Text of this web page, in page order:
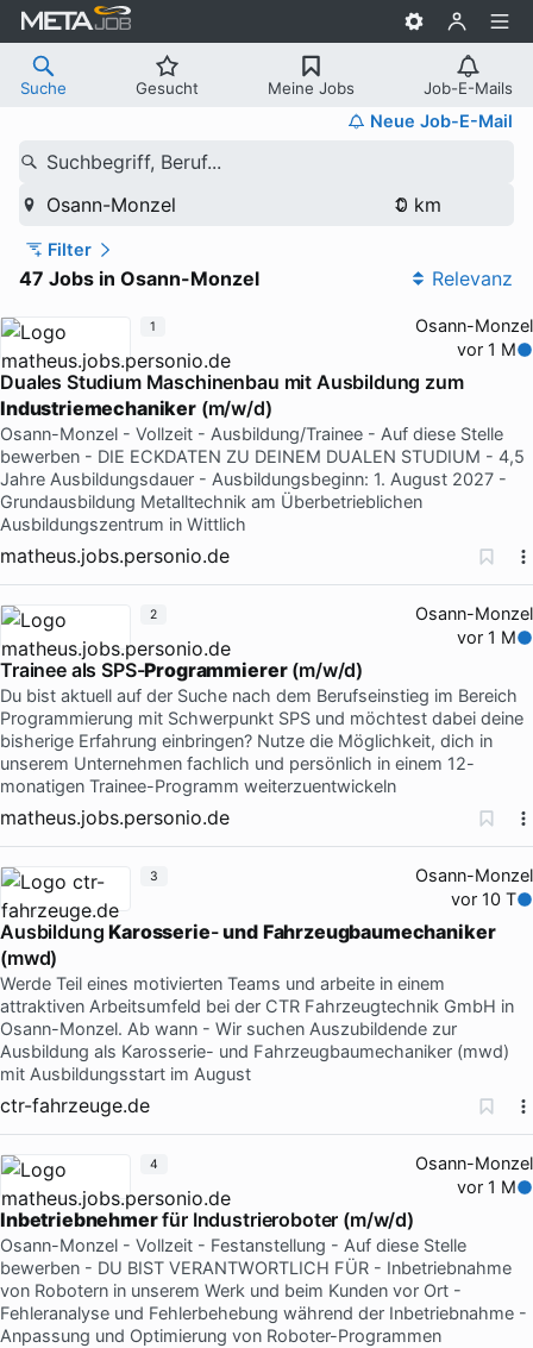
Suche Gesucht Meine Jobs Job-E-Mails
Neue Job-E-Mail
Suchbegriff, Beruf...
Osann-Monzel
Filter
47 Jobs in Osann-Monzel Relevanz
Osann-Monzel
vor 1 M
Duales Studium Maschinenbau mit Ausbildung zum
Industriemechaniker(m/w/d)
Osann-Monzel - Vollzeit - Ausbildung/Trainee - Auf diese Stelle
bewerben - DIE ECKDATEN ZU DEINEM DUALEN STUDIUM - 4,5
Jahre Ausbildungsdauer - Ausbildungsbeginn: 1. August 2027 -
Grundausbildung Metalltechnik am Überbetrieblichen
Ausbildungszentrum in Wittlich
matheus.jobs.personio.de
1
Osann-Monzel
vor 1 M
Trainee als SPS-Programmierer(m/w/d)
Du bist aktuell auf der Suche nach dem Berufseinstieg im Bereich
Programmierung mit Schwerpunkt SPS und möchtest dabei deine
bisherige Erfahrung einbringen? Nutze die Möglichkeit, dich in
unserem Unternehmen fachlich und persönlich in einem 12-
monatigen Trainee-Programm weiterzuentwickeln
matheus.jobs.personio.de
2
Osann-Monzel
vor 10 T
AusbildungKarosserie-und Fahrzeugbaumechaniker
(mwd)
Werde Teil eines motivierten Teams und arbeite in einem
attraktiven Arbeitsumfeld bei der CTR Fahrzeugtechnik GmbH in
Osann-Monzel. Ab wann - Wir suchen Auszubildende zur
Ausbildung als Karosserie- und Fahrzeugbaumechaniker (mwd)
mit Ausbildungsstart im August
ctr-fahrzeuge.de
3
Osann-Monzel
vor 1 M
Inbetriebnehmerfür Industrieroboter (m/w/d)
Osann-Monzel - Vollzeit - Festanstellung - Auf diese Stelle
bewerben - DU BIST VERANTWORTLICH FÜR - Inbetriebnahme
von Robotern in unserem Werk und beim Kunden vor Ort -
Fehleranalyse und Fehlerbehebung während der Inbetriebnahme -
Anpassung und Optimierung von Roboter-Programmen
4